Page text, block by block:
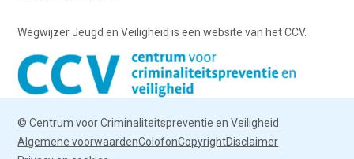
Wegwijzer Jeugd en Veiligheid is een website van het CCV.
© Centrum voor Criminaliteitspreventie en Veiligheid
Algemene voorwaardenColofonCopyrightDisclaimer